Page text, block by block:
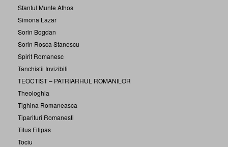
Sfantul Munte Athos
Simona Lazar
Sorin Bogdan
Sorin Rosca Stanescu
Spirit Romanesc
Tanchistii Invizibili
TEOCTIST – PATRIARHUL ROMANILOR
Theologhia
Tighina Romaneasca
Tiparituri Romanesti
Titus Filipas
Tociu